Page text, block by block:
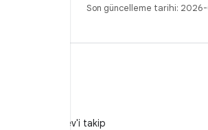
Son güncelleme tarihi:
X'te @AndroidDev'i takip